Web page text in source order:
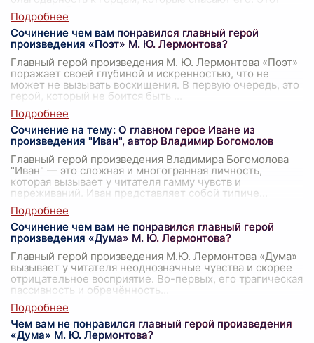
уникальный рассказ с неподражаем
Сочинение чем вам понравился главный герой
произведения «Поэт» М. Ю. Лермонтова?
Главный герой произведения М. Ю. Лермонтова «Поэт»
поражает своей глубиной и искренностью, что не
может не вызывать восхищения. В первую очередь, это
герой, который не боится быть
Сочинение на тему: О главном герое Иване из
произведения "Иван", автор Владимир Богомолов
Главный герой произведения Владимира Богомолова
"Иван" — это сложная и многогранная личность,
которая вызывает у читателя гамму чувств и
переживаний. Иван представляет собой типиче
Сочинение чем вам не понравился главный герой
произведения «Дума» М. Ю. Лермонтова?
Главный герой произведения М.Ю. Лермонтова «Дума»
вызывает у читателя неоднозначные чувства и скорее
отрицательное восприятие. Во-первых, его трагическая
пассивность и обречённость
Чем вам не понравился главный герой произведения
«Дума» М. Ю. Лермонтова?